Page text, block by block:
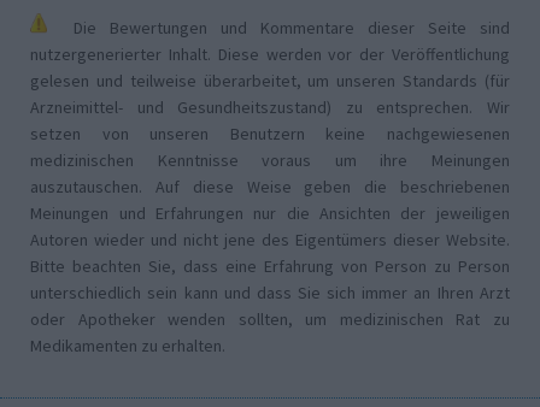
Die Bewertungen und Kommentare dieser Seite sind
nutzergenerierter Inhalt. Diese werden vor der Veröffentlichung
gelesen und teilweise überarbeitet, um unseren Standards (für
Arzneimittel- und Gesundheitszustand) zu entsprechen. Wir
setzen von unseren Benutzern keine nachgewiesenen
medizinischen Kenntnisse voraus um ihre Meinungen
auszutauschen. Auf diese Weise geben die beschriebenen
Meinungen und Erfahrungen nur die Ansichten der jeweiligen
Autoren wieder und nicht jene des Eigentümers dieser Website.
Bitte beachten Sie, dass eine Erfahrung von Person zu Person
unterschiedlich sein kann und dass Sie sich immer an Ihren Arzt
oder Apotheker wenden sollten, um medizinischen Rat zu
Medikamenten zu erhalten.